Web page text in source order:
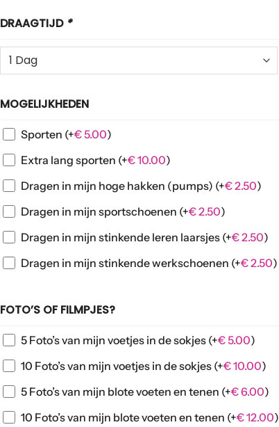
DRAAGTIJD *
MOGELIJKHEDEN
Sporten (+€5.00)
Extra lang sporten (+€10.00)
Dragen in mijn hoge hakken (pumps) (+€2.50)
Dragen in mijn sportschoenen (+€2.50)
Dragen in mijn stinkende leren laarsjes (+€2.50)
Dragen in mijn stinkende werkschoenen (+€2.50)
FOTO’S OF FILMPJES?
5 Foto’s van mijn voetjes in de sokjes (+€5.00)
10 Foto’s van mijn voetjes in de sokjes (+€10.00)
5 Foto’s van mijn blote voeten en tenen (+€6.00)
10 Foto’s van mijn blote voeten en tenen (+€12.00)